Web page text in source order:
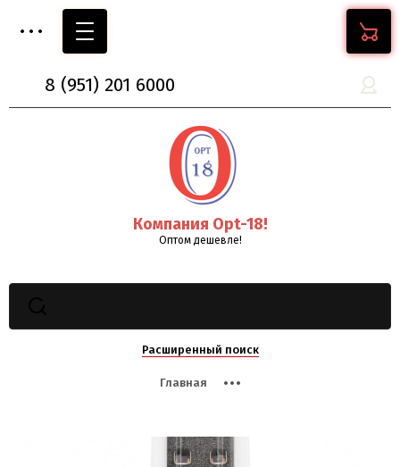
8 (951) 201 6000
Компания Opt-18!
Оптом дешевле!
Расширенный поиск
Главная